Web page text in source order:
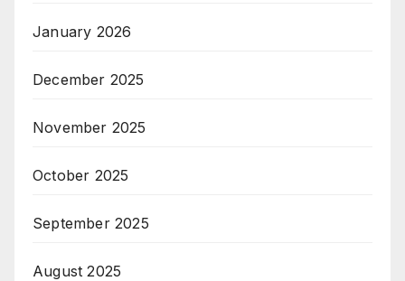
January 2026
December 2025
November 2025
October 2025
September 2025
August 2025